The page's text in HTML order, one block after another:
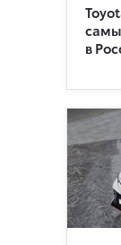
в